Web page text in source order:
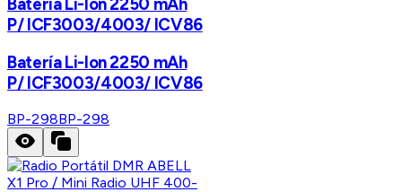
Batería Li-Ion 2250 mAh
P/ ICF3003/4003/ ICV86
Batería Li-Ion 2250 mAh
P/ ICF3003/4003/ ICV86
BP-298BP-298